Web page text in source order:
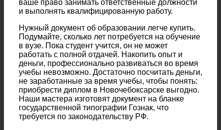
ваше право занимать ответственные должности
и выполнять квалифицированную работу.
Нужный документ об образовании легче купить.
Подумайте, сколько лет потребуется на обучение
в вузе. Пока студент учится, он не может
работать с полной отдачей. Накопить опыт и
деньги, профессионально развиваться во время
учебы невозможно. Достаточно посчитать деньги,
не заработанные за время учебы, чтобы понять:
приобрести диплом в Новочебоксарске выгодно.
Наши мастера изготовят документ на бланке
государственной типографии Гознак, что
требуется по законодательству РФ.